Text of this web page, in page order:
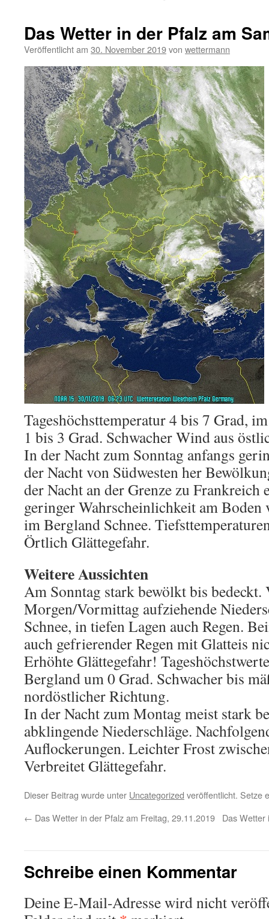
Das Wetter in der Pfalz am
Veröffentlicht am 30. November 2019von wettermann
Tageshöchsttemperatur 4 bis 7 Grad,
1 bis 3 Grad. Schwacher Wind aus
In der Nacht zum Sonntag anfangs
der Nacht von Südwesten her
der Nacht an der Grenze zu Frankreich
geringer Wahrscheinlichkeit am
im Bergland Schnee.
Örtlich Glättegefahr.
Weitere Aussichten
Am Sonntag stark bewölkt bis bedeckt.
Morgen/Vormittag aufziehende
Schnee, in tiefen Lagen auch Regen.
auch gefrierender Regen mit Glatteis
Erhöhte Glättegefahr!
Bergland um 0 Grad. Schwacher bis
nordöstlicher Richtung.
In der Nacht zum Montag meist stark
abklingende Niederschläge.
Auflockerungen. Leichter Frost
Verbreitet Glättegefahr.
Dieser Beitrag wurde unter Uncategorized veröffentlicht. Setze
← Das Wetter in der Pfalz am Freitag, 29.11.2019 Das Wetter
Schreibe einen Kommentar
Deine E-Mail-Adresse wird nicht